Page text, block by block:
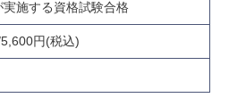
実施する資格試験合格
円(税込)